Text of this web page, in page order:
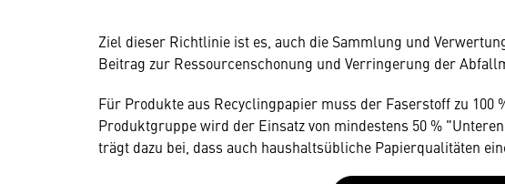
Ziel dieser Richtlinie ist es, auch die Sammlung und
Beitrag zur Ressourcenschonung und Verringerung der
Für Produkte aus Recyclingpapier muss der Faserstoff zu 100
Produktgruppe wird der Einsatz von mindestens 50 %
trägt dazu bei, dass auch haushaltsübliche Papierqualitäten